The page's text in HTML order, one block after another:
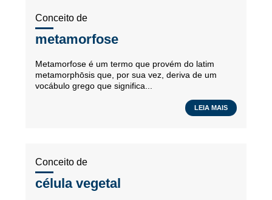
Conceito de
metamorfose
Metamorfose é um termo que provém do latim
metamorphōsis que, por sua vez, deriva de um
vocábulo grego que significa...
LEIA MAIS
Conceito de
célula vegetal